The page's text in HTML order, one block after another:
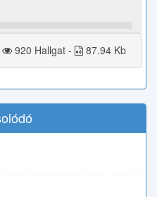
920 Hallgat - 87.94 Kb